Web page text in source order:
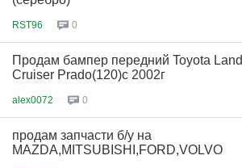
RST96 0
Продам бампер передний Toyota Land
Cruiser Prado(120)с 2002г
alex0072 0
продам запчасти б/у на
MAZDA,MITSUBISHI,FORD,VOLVO